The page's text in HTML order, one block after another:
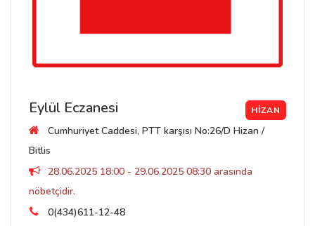
Eylül Eczanesi HIZAN
Cumhuriyet Caddesi, PTT karşısı No:26/D Hizan /
Bitlis
28.06.2025 18:00 - 29.06.2025 08:30 arasında
nöbetçidir.
0(434)611-12-48